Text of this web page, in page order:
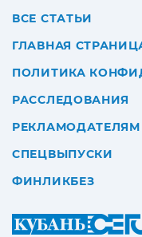
ВСЕ СТАТЬИ
ГЛАВНАЯ
ПОЛИТИКА
РАССЛЕДОВАНИЯ
РЕКЛАМОДАТЕЛЯМ
СПЕЦВЫПУСКИ
ФИНЛИКБЕЗ